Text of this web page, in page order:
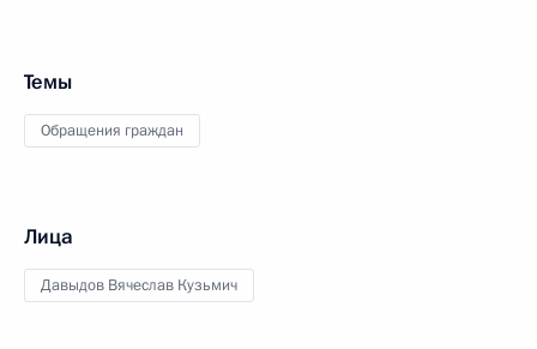
Темы
Обращения граждан
Лица
Давыдов Вячеслав Кузьмич